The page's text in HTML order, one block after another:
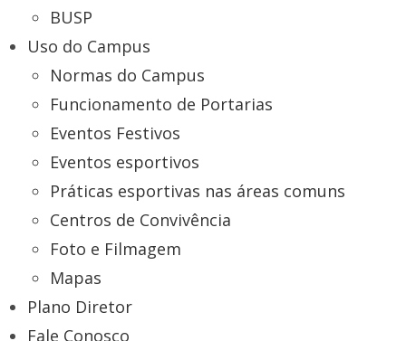
BUSP
Uso do Campus
Normas do Campus
Funcionamento de Portarias
Eventos Festivos
Eventos esportivos
Práticas esportivas nas áreas comuns
Centros de Convivência
Foto e Filmagem
Mapas
Plano Diretor
Fale Conosco